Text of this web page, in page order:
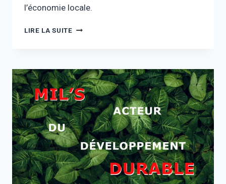
l’économie locale.
LIRE LA SUITEMIL’S :